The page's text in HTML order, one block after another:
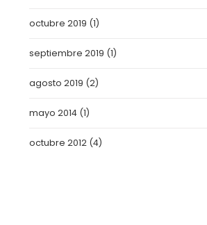
octubre 2019 (1)
septiembre 2019 (1)
agosto 2019 (2)
mayo 2014 (1)
octubre 2012 (4)